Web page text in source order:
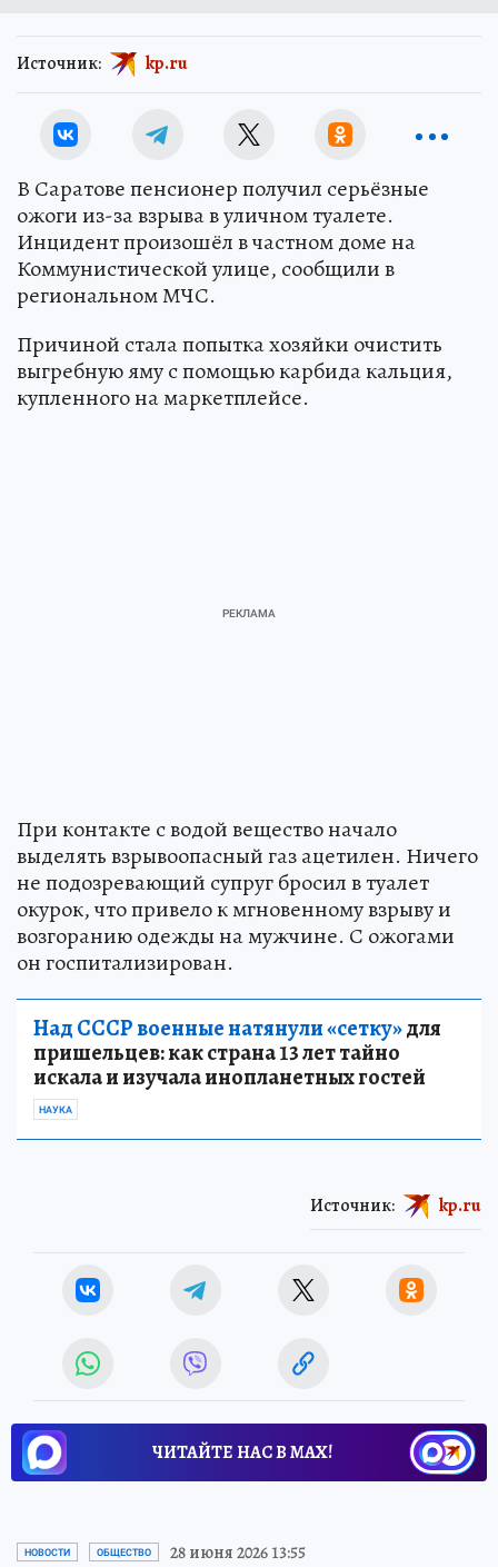
Источник: kp.ru
В Саратове пенсионер получил серьёзные
ожоги из-за взрыва в уличном туалете.
Инцидент произошёл в частном доме на
Коммунистической улице, сообщили в
региональном МЧС.
Причиной стала попытка хозяйки очистить
выгребную яму с помощью карбида кальция,
купленного на маркетплейсе.
При контакте с водой вещество начало
выделять взрывоопасный газ ацетилен. Ничего
не подозревающий супруг бросил в туалет
окурок, что привело к мгновенному взрыву и
возгоранию одежды на мужчине. С ожогами
он госпитализирован.
Над СССР военные натянули «сетку»для
пришельцев: как страна 13 лет тайно
искала и изучала инопланетных гостей
НАУКА
Источник: kp.ru
ЧИТАЙТЕ НАС В МАХ!
НОВОСТИ ОБЩЕСТВО 28 июня 2026 13:55